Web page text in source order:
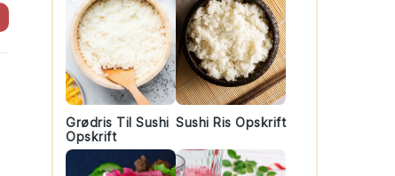
Grødris Til Sushi
Opskrift
Sushi Ris Opskrift